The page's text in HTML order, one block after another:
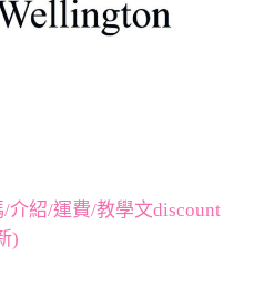
介紹/運費/教學文discount
)